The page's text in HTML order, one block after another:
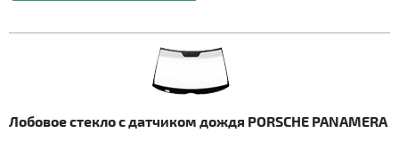
Лобовое стекло с датчиком дождя PORSCHE PANAMERA